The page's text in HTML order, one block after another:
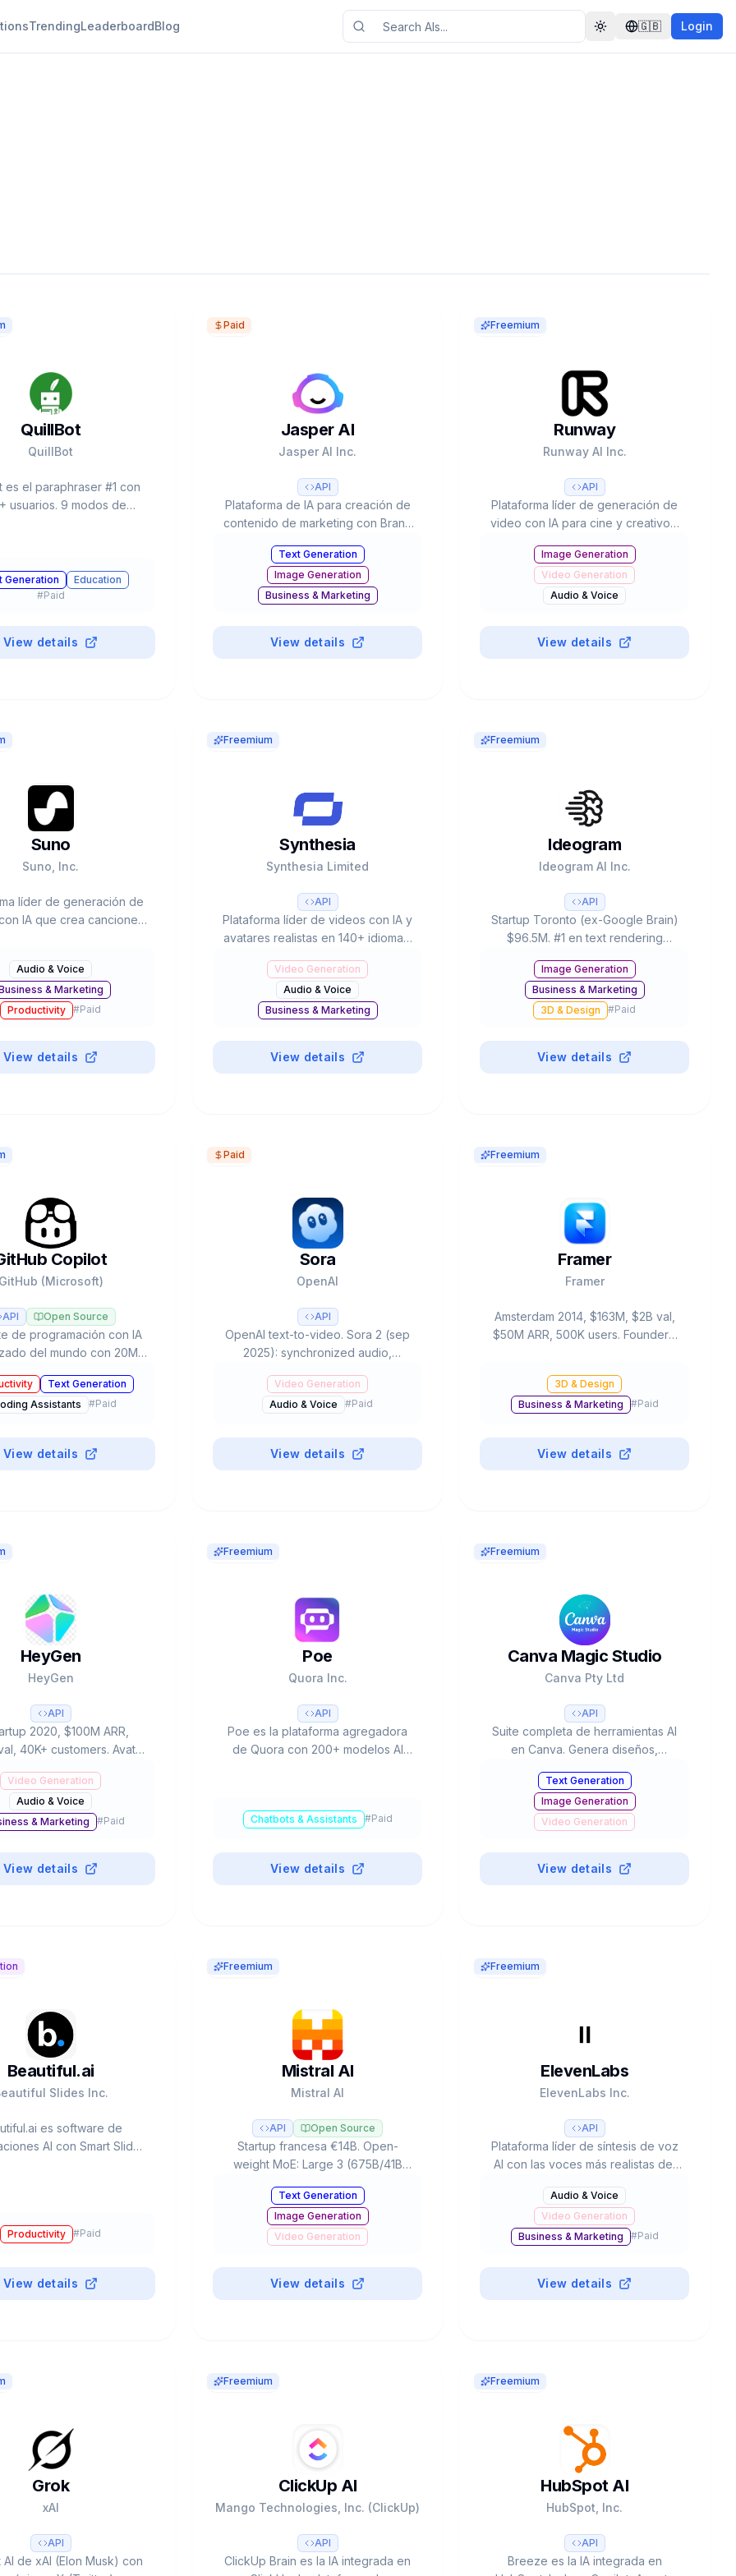
TrendingLeaderboardBlog Toggle theme
🇬🇧 Login
QuillBot
QuillBot
es el paraphraser #1 con
usuarios. 9 modos de
palabras. Premium desde
Chrome, Word, Docs.
Generation
Education
#Paid
View details
Paid
Jasper AI
Jasper AI Inc.
API
Plataforma de IA para creación de
contenido de marketing con Brand
templates, integración SEO y
colaboración en equipo. Usado por
20% del Fortune 500.
Text Generation
Image Generation
Business & Marketing
View details
Freemium
Runway
Runway AI Inc.
API
Plataforma líder de generación de
video con IA para cine y creativos.
partnerships con Lionsgate/IMAX,
300K+ clientes y valoración de
$3B+.
Image Generation
Video Generation
Audio & Voice
3D & Design
Paid
View details
Suno
Suno, Inc.
líder de generación de
IA que crea canciones
en $2.45B con 12M+
usuarios.
Audio & Voice
& Marketing
Productivity #Paid
View details
Freemium
Synthesia
Synthesia Limited
API
Plataforma líder de videos con IA y
avatares realistas en 140+ idiomas.
$4B valoración, 240+ avatares y
reducción del 90% en tiempo de
producción.
Video Generation
Audio & Voice
Business & Marketing
View details
Freemium
Ideogram
Ideogram AI Inc.
API
Startup Toronto (ex-Google Brain)
$96.5M. #1 en text rendering
imágenes), 4.3B presets, ELO rating
#1. Free: 20-25 prompts/día.
Image Generation
Business & Marketing
3D & Design
#Paid
View details
Copilot
GitHub (Microsoft)
API Open Source
de programación con IA
del mundo con 20M+
Claude, Gemini), Agent
Agent autónomo y
Text Generation
Assistants
#Paid
View details
Paid
Sora
OpenAI
API
OpenAI text-to-video. Sora 2 (sep
2025): synchronized audio,
ChatGPT Plus $20/mes (50 videos),
Pro $200/mes (500+unlimited).
Video Generation
Audio & Voice
#Paid
View details
Freemium
Framer
Framer
Amsterdam 2014, $163M, $2B val,
$50M ARR, 500K users. Founders:
prompt→site. 40% YC S2024.
Clients: Miro, Perplexity, Scale AI.
3D & Design
Business & Marketing
#Paid
View details
HeyGen
HeyGen
API
2020, $100M ARR,
40K+ customers. Avatar
lip-sync. Creator
unlimited. G2 #1 Fastest
Growing 2025.
Video Generation
Audio & Voice
& Marketing
#Paid
View details
Freemium
Poe
Quora Inc.
API
Poe es la plataforma agregadora
de Quora con 200+ modelos AI
Free a $250/mes. $75M funding
Chatbots & Assistants #Paid
View details
Freemium
Canva Magic Studio
Canva Pty Ltd
API
Suite completa de herramientas AI
en Canva. Genera diseños,
220M usuarios, usado 16B+ veces.
Valorada en $42B.
Text Generation
Image Generation
Video Generation
3D & Design
Productivity
View details
Beautiful.ai
Slides Inc.
es software de
AI con Smart Slides
funding.
Productivity #Paid
View details
Freemium
Mistral AI
Mistral AI
API Open Source
Startup francesa €14B. Open-
weight MoE: Large 3 (675B/41B
offline), Devstral 2 coding (72.2%
SWE-bench). Apache 2.0.
Text Generation
Image Generation
Video Generation
Coding Assistants
View details
Freemium
ElevenLabs
ElevenLabs Inc.
API
Plataforma líder de síntesis de voz
AI con las voces más realistas del
voice cloning, dubbing, música AI.
$6.6B valoración, 41% Fortune 500.
Audio & Voice
Video Generation
Business & Marketing
#Paid
View details
Grok
xAI
API
AI de xAI (Elon Musk) con
Freemium
ClickUp AI
Mango Technologies, Inc. (ClickUp)
API
ClickUp Brain es la IA integrada en
Freemium
HubSpot AI
HubSpot, Inc.
API
Breeze es la IA integrada en